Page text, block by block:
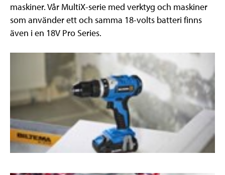
maskiner. Vår MultiX-serie med verktyg och maskiner
som använder ett och samma 18-volts batteri finns
även i en 18V Pro Series.